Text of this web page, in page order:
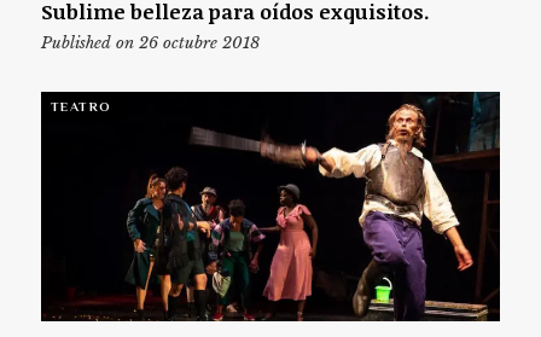
Sublime belleza para oídos exquisitos.
Published on 26 octubre 2018
TEATRO